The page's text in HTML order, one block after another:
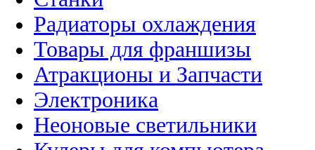
Радиаторы охлаждения
Товары для франшизы
Атракционы и Запчасти
Электроника
Неоновые светильники